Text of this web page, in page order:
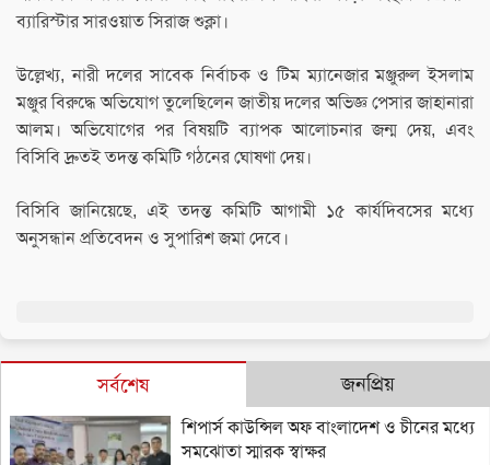
ব্যারিস্টার সারওয়াত সিরাজ শুক্লা।
উল্লেখ্য, নারী দলের সাবেক নির্বাচক ও টিম ম্যানেজার মঞ্জুরুল ইসলাম
মঞ্জুর বিরুদ্ধে অভিযোগ তুলেছিলেন জাতীয় দলের অভিজ্ঞ পেসার জাহানারা
আলম। অভিযোগের পর বিষয়টি ব্যাপক আলোচনার জন্ম দেয়, এবং
বিসিবি দ্রুতই তদন্ত কমিটি গঠনের ঘোষণা দেয়।
বিসিবি জানিয়েছে, এই তদন্ত কমিটি আগামী ১৫ কার্যদিবসের মধ্যে
অনুসন্ধান প্রতিবেদন ও সুপারিশ জমা দেবে।
সর্বশেষ জনপ্রিয়
শিপার্স কাউন্সিল অফ বাংলাদেশ ও চীনের মধ্যে
সমঝোতা স্মারক স্বাক্ষর